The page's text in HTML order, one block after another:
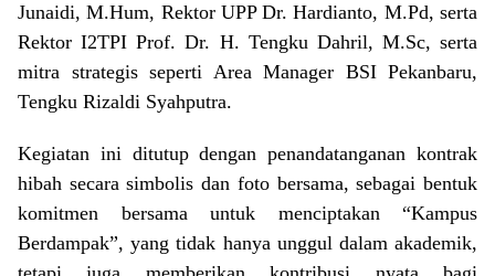
Junaidi, M.Hum, Rektor UPP Dr. Hardianto, M.Pd, serta
Rektor I2TPI Prof. Dr. H. Tengku Dahril, M.Sc, serta
mitra strategis seperti Area Manager BSI Pekanbaru,
Tengku Rizaldi Syahputra.
Kegiatan ini ditutup dengan penandatanganan kontrak
hibah secara simbolis dan foto bersama, sebagai bentuk
komitmen bersama untuk menciptakan “Kampus
Berdampak”, yang tidak hanya unggul dalam akademik,